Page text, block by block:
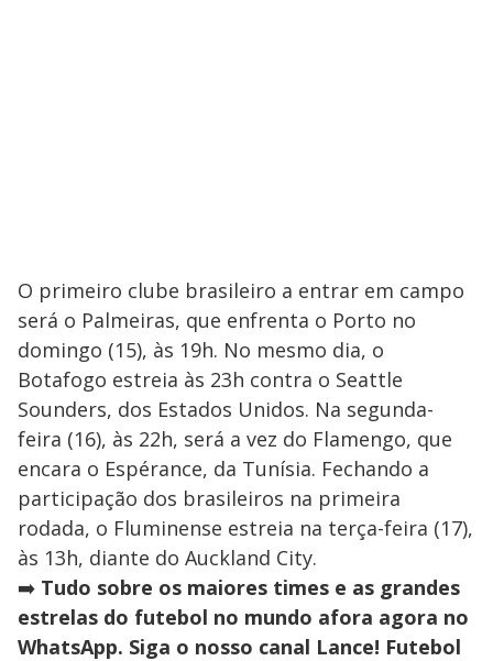
O primeiro clube brasileiro a entrar em campo
será o Palmeiras, que enfrenta o Porto no
domingo (15), às 19h. No mesmo dia, o
Botafogo estreia às 23h contra o Seattle
Sounders, dos Estados Unidos. Na segunda-
feira (16), às 22h, será a vez do Flamengo, que
encara o Espérance, da Tunísia. Fechando a
participação dos brasileiros na primeira
rodada, o Fluminense estreia na terça-feira (17),
às 13h, diante do Auckland City.
➡️ Tudo sobre os maiores times e as grandes
estrelas do futebol no mundo afora agora no
WhatsApp. Siga o nosso canal Lance! Futebol